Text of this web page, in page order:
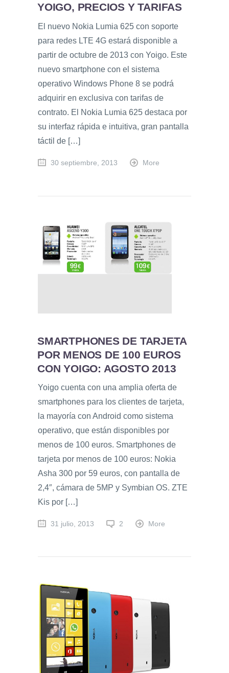
YOIGO, PRECIOS Y TARIFAS
El nuevo Nokia Lumia 625 con soporte
para redes LTE 4G estará disponible a
partir de octubre de 2013 con Yoigo. Este
nuevo smartphone con el sistema
operativo Windows Phone 8 se podrá
adquirir en exclusiva con tarifas de
contrato. El Nokia Lumia 625 destaca por
su interfaz rápida e intuitiva, gran pantalla
táctil de […]
30 septiembre, 2013 More
SMARTPHONES DE TARJETA
POR MENOS DE 100 EUROS
CON YOIGO: AGOSTO 2013
Yoigo cuenta con una amplia oferta de
smartphones para los clientes de tarjeta,
la mayoría con Android como sistema
operativo, que están disponibles por
menos de 100 euros. Smartphones de
tarjeta por menos de 100 euros: Nokia
Asha 300 por 59 euros, con pantalla de
2,4″, cámara de 5MP y Symbian OS. ZTE
Kis por […]
31 julio, 2013 2 More